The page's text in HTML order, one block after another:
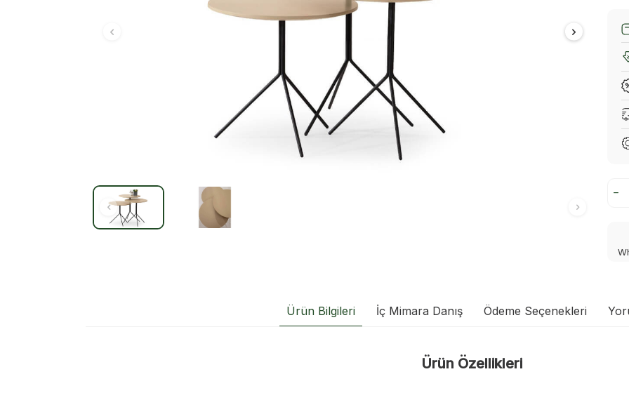
Ürün Bilgileri İç Mimara Danış Ödeme Seçenekleri
Ürün Özellikleri